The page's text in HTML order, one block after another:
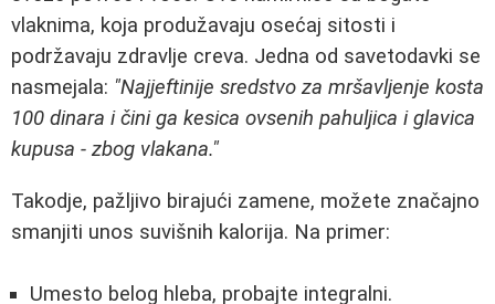
vlaknima, koja produžavaju osećaj sitosti i
podržavaju zdravlje creva. Jedna od savetodavki se
nasmejala: "Najjeftinije sredstvo za mršavljenje kosta
100 dinara i čini ga kesica ovsenih pahuljica i glavica
kupusa - zbog vlakana."
Takodje, pažljivo birajući zamene, možete značajno
smanjiti unos suvišnih kalorija. Na primer:
Umesto belog hleba, probajte integralni.